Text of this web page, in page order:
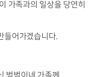
가족과의 일상을 당연히
들어가겠습니다.